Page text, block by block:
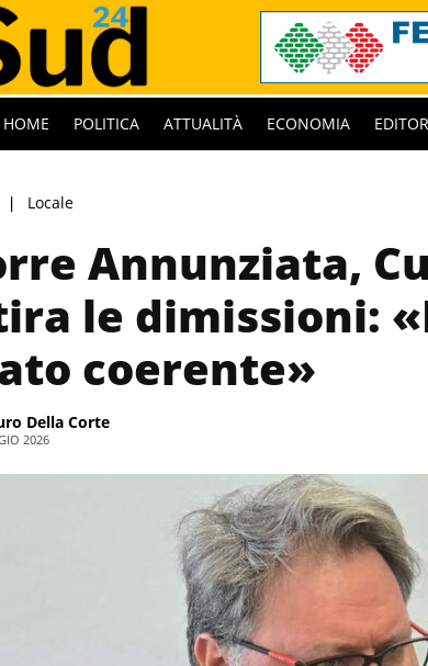
HOME POLITICA ATTUALITÀ ECONOMIA
Locale
Annunziata,
le dimissioni:
coerente»
Della Corte
2026